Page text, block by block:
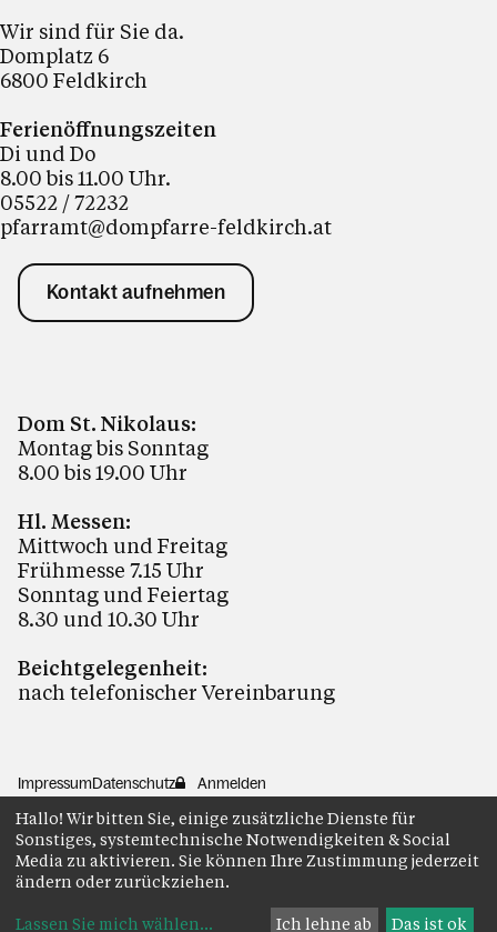
Wir sind für Sie da.
Domplatz 6
6800 Feldkirch
Ferienöffnungszeiten
Di und Do
8.00 bis 11.00 Uhr.
05522 / 72232
pfarramt@dompfarre-feldkirch.at
Kontakt aufnehmen
Dom St. Nikolaus:
Montag bis Sonntag
8.00 bis 19.00 Uhr
Hl. Messen:
Mittwoch und Freitag
Frühmesse 7.15 Uhr
Sonntag und Feiertag
8.30 und 10.30 Uhr
Beichtgelegenheit:
nach telefonischer Vereinbarung
ImpressumDatenschutz Anmelden
Hallo! Wir bitten Sie, einige zusätzliche Dienste für
Sonstiges, systemtechnische Notwendigkeiten & Social
Media zu aktivieren. Sie können Ihre Zustimmung jederzeit
ändern oder zurückziehen.
Lassen Sie mich wählen... Ich lehne ab Das ist ok